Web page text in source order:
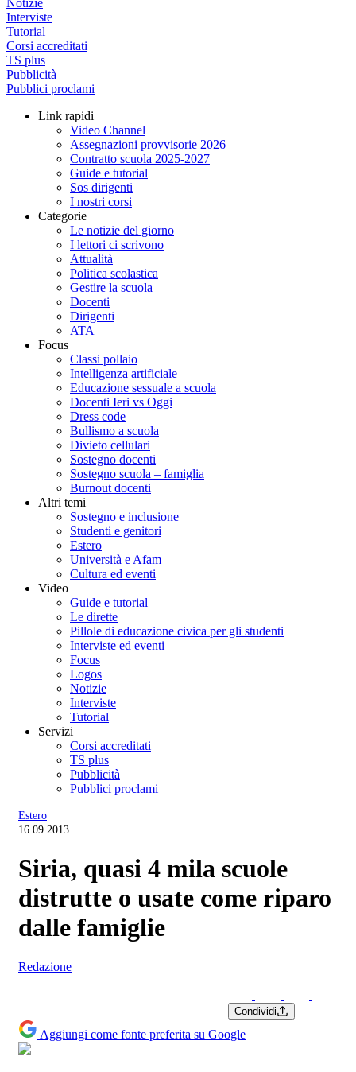
Notizie
Interviste
Tutorial
Corsi accreditati
TS plus
Pubblicità
Pubblici proclami
Link rapidi
Video Channel
Assegnazioni provvisorie 2026
Contratto scuola 2025-2027
Guide e tutorial
Sos dirigenti
I nostri corsi
Categorie
Le notizie del giorno
I lettori ci scrivono
Attualità
Politica scolastica
Gestire la scuola
Docenti
Dirigenti
ATA
Focus
Classi pollaio
Intelligenza artificiale
Educazione sessuale a scuola
Docenti Ieri vs Oggi
Dress code
Bullismo a scuola
Divieto cellulari
Sostegno docenti
Sostegno scuola – famiglia
Burnout docenti
Altri temi
Sostegno e inclusione
Studenti e genitori
Estero
Università e Afam
Cultura ed eventi
Video
Guide e tutorial
Le dirette
Pillole di educazione civica per gli studenti
Interviste ed eventi
Focus
Logos
Notizie
Interviste
Tutorial
Servizi
Corsi accreditati
TS plus
Pubblicità
Pubblici proclami
Estero
16.09.2013
Siria, quasi 4 mila scuole
distrutte o usate come riparo
dalle famiglie
Redazione
Condividi
Aggiungi come fonte preferita su Google